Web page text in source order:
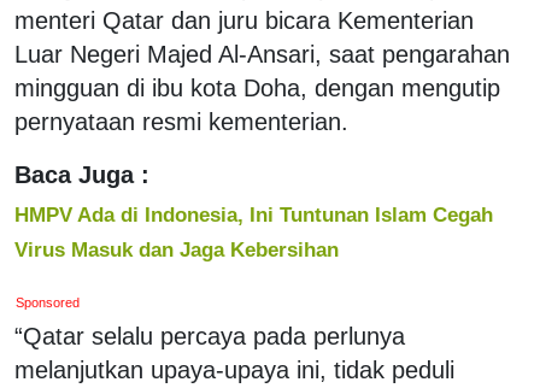
menteri Qatar dan juru bicara Kementerian
Luar Negeri Majed Al-Ansari, saat pengarahan
mingguan di ibu kota Doha, dengan mengutip
pernyataan resmi kementerian.
Baca Juga :
HMPV Ada di Indonesia, Ini Tuntunan Islam Cegah
Virus Masuk dan Jaga Kebersihan
Sponsored
“Qatar selalu percaya pada perlunya
melanjutkan upaya-upaya ini, tidak peduli